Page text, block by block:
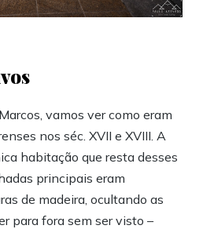
vamos ver como eram
nos séc. XVII e XVIII. A
habitação que resta desses
principais eram
de madeira, ocultando as
para fora sem ser visto –